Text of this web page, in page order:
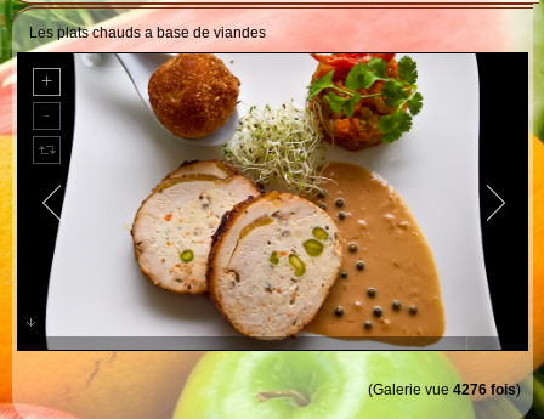
Les plats chauds a base de viandes
Pintade aux pistaches
(Galerie vue 4276 fois)